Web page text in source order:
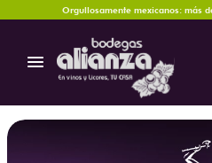
Orgullosamente mexicanos: más